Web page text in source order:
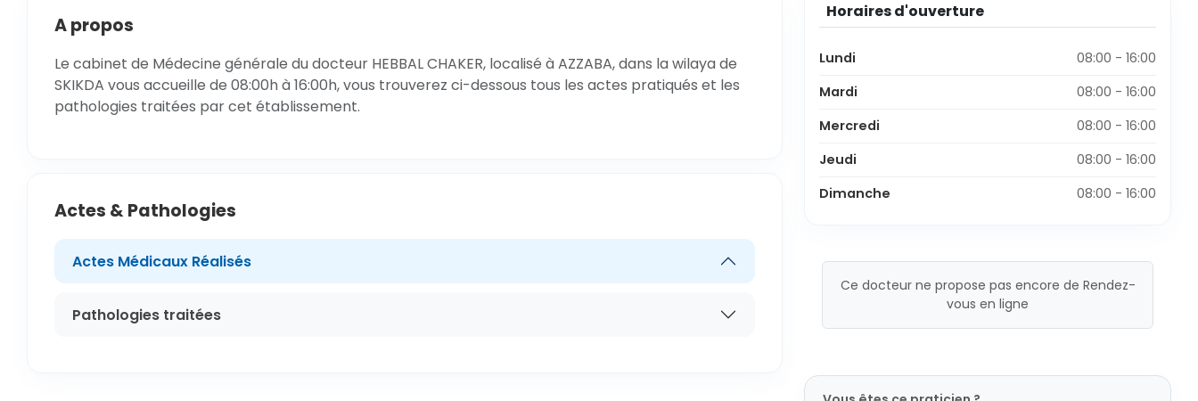
A propos
Le cabinet de Médecine générale du docteur HEBBAL CHAKER, localisé à AZZABA, dans la wilaya de
SKIKDA vous accueille de 08:00h à 16:00h, vous trouverez ci-dessous tous les actes pratiqués et les
pathologies traitées par cet établissement.
Actes & Pathologies
Actes Médicaux Réalisés
Pathologies traitées
Horaires d'ouverture
Lundi
08:00 - 16:00
Mardi
08:00 - 16:00
Mercredi
08:00 - 16:00
Jeudi
08:00 - 16:00
Dimanche
08:00 - 16:00
Ce docteur ne propose pas encore de Rendez-
vous en ligne